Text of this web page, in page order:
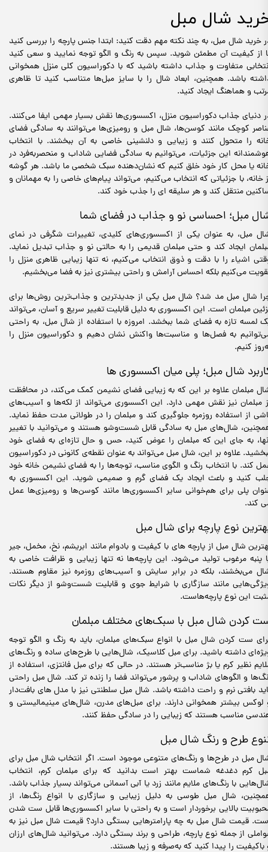
شال مبل
خرید شال مبل، به چند نکته مهم دقت کنید: ابتدا جنس پارچه را بررسی کنید
از کیفیت آن مطمئن شوید. سپس به رنگ و الگو توجه نمایید و سعی کنید
متفاوت و جذاب داشته باشید که با دکوراسیون کلی منزل همخوانی
باشد. همچنین، ابعاد شال را با سایز مبل‌ها متناسب کنید تا ظاهری
و هماهنگ ایجاد کنید.
دنیای جذاب دکوراسیون منزل، اکسسوری‌ها نقش بسیار مهمی ایفا می‌کنند.
کوچک مانند کوسن‌ها، شال مبل و رومیزی‌ها می‌توانند به سادگی فضای
را متحول کنند و زیبایی و دلنشینی خاصی به آن ببخشند. با انتخاب
این جزئیات، می‌توانیم به سادگی فضایی شاداب و منحصربه‌فرد در
یا محل کار خود خلق کنیم که نشان‌دهنده سبک شخصی ما باشد. هر گوشه
خانه، با جزئیاتی که انتخاب می‌کنیم، می‌تواند پیام‌های خاصی را به مهمانان و
منتقل کند و هر سلیقه ای را جذب خود کند.
مبل؛ احساسی نو و جذاب در فضای شما
مبل، به عنوان یکی از اکسسوری‌های کلیدی، تغییرات شگرفی در نمای
ایجاد کند و حتی مبلمان قدیمی را به حالتی نو و جذاب تبدیل نماید.
اشیاء را با دقت و ذوق انتخاب می‌کنیم، نه تنها زیبایی ظاهری منزل را
می‌کنیم بلکه احساس آرامش و راحتی بیشتری نیز به فضا می‌بخشیم.
شال مبل مد شد؟ شال مبل یکی از جدیدترین و جذاب‌ترین روش‌ها برای
مبلمان است. این اکسسوری به دلیل قابلیت تغییر سریع و آسان، می‌تواند
لمسه تازه به فضای شما ببخشد. امروزه با استفاده از شال مبل، به راحتی
به فصل‌ها و مناسبت‌ها واکنش نشان دهیم و دکوراسیون منزل را
کنیم.
شال مبل؛ پلی میان اکسسوری ها
مبلمان علاوه بر این که به زیبایی فضای نشیمن کمک می‌کند، در محافظت
مبلمان نیز نقش مهمی دارد. این اکسسوری می‌تواند از لکه‌ها و آسیب‌های
از استفاده روزمره جلوگیری کند و مبلمان را در طولانی مدت حفظ نماید.
شال‌های مبل به سادگی قابل شست‌وشو هستند و می‌توانید با تغییر
به جای این که مبلمان را عوض کنید، حس و حال تازه‌ای به فضای خود
علاوه بر این، شال مبل می‌تواند به عنوان نقطه‌ی کانونی در دکوراسیون
کند. با انتخاب رنگ و الگوی مناسب، توجه‌ها را به فضای نشیمن خانه خود
کنید و باعث ایجاد یک فضای گرم و صمیمی شوید. این اکسسوری به
پلی برای هم‌خوانی سایر اکسسوری‌ها مانند کوسن‌ها و رومیزی‌ها عمل
کند.
نوع پارچه برای شال مبل
شال مبل از پارچه‌ های با کیفیت و بادوام مانند ابریشم، نخ، مخمل، جیر
پنبه مرغوب تولید می‌شود. این پارچه‌ها نه تنها زیبایی و ظرافت خاصی به
می‌بخشند، بلکه در برابر سایش و آسیب‌های روزمره نیز مقاوم هستند.
مانند سازگاری با شرایط جوی و قابلیت شست‌وشو از دیگر نکات
این نوع پارچه‌هاست.
کردن شال مبل با سبک‌های مختلف مبلمان
ست کردن شال مبل با انواع سبک‌های مبلمان، باید به رنگ و الگو توجه
داشته باشید. برای مبل کلاسیک، شال‌هایی با طرح‌های ساده و رنگ‌های
نظیر کرم یا بژ مناسب‌تر هستند. در حالی که برای مبل فانتزی، استفاده از
و الگوهای شاداب و پرشور می‌تواند فضا را زنده تر کند. شال مبل‌ راحتی
بافتی نرم و راحت داشته باشد. شال مبل‌ سلطنتی نیز با مدل های بافت‌دار
لوکس بیشتر همخوانی دارند. برای مبل‌های مدرن، شال‌های مینیمالیستی و
مناسب هستند که زیبایی را در سادگی حفظ کنند.
طرح و رنگ شال مبل
مبل در طرح‌ها و رنگ‌های متنوعی موجود است. اگر انتخاب شال مبل برای
کرم دغدغه شماست بهتر است بدانید که برای مبلمان کرم، انتخاب
با رنگ‌های ملایم مانند زرد یا آبی آسمانی می‌تواند بسیار جذاب باشد.
شال مبل طوسی به دلیل زیبایی و سازگاری با انواع رنگ‌ها، از
بالایی برخوردار است و به راحتی با سایر اکسسوری‌ها قابل ست شدن
قیمت شال مبل به چه پارامترهایی بستگی دارد؟ قیمت شال مبل نیز به
از جمله نوع پارچه، طراحی و برند بستگی دارد. می‌توانید شال‌های ارزان
باکیفیت را پیدا کنید که به‌صرفه و زیبا هستند.